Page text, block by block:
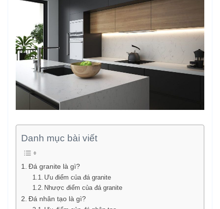
Danh mục bài viết
Đá granite là gì?
Ưu điểm của đá granite
Nhược điểm của đá granite
Đá nhân tạo là gì?